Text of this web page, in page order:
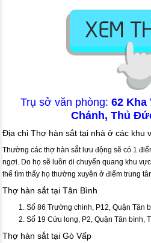
Trụ sở văn phòng: 62 Kha
Chánh, Thủ
Địa chỉ Thợ hàn sắt tại nhà ở các khu
Thường các thợ hàn sắt lưu động sẽ có 1
ngơi. Do họ sẽ luôn di chuyển quang khu
thể tìm thấy họ thường xuyên ở điểm trung
Thợ hàn sắt tại Tân Bình
Số 86 Trường chinh, P12, Quận Tân
Số 19 Cửu long, P2, Quận Tân bình,
Thợ hàn sắt tại Gò Vấp